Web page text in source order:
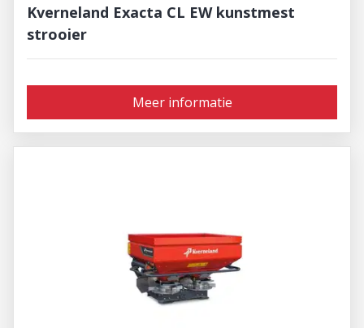
Kverneland Exacta CL EW kunstmest
strooier
Meer informatie